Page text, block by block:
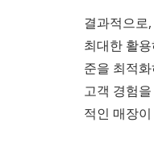
결과적으로
최대한 활
준을 최적
고객 경험
적인 매장